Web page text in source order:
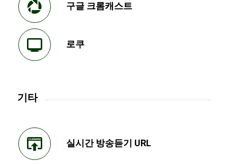
구글 크롬캐스트
로쿠
기타
실시간 방송듣기 URL